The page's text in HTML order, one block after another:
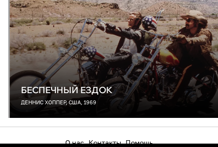
БЕСПЕЧНЫЙ ЕЗДОК
ДЕННИС ХОППЕР, США, 1969
О нас Контакты Помощь